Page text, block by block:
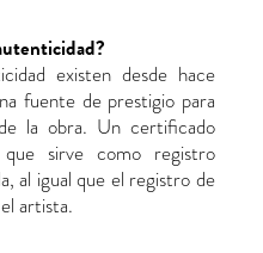
existen desde hace
fuente de prestigio para
la obra. Un certificado
sirve como registro
al igual que el registro de
artista.